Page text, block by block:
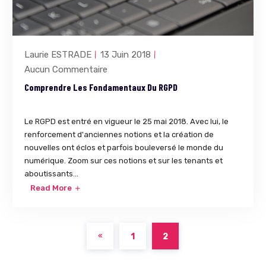
Laurie ESTRADE
13 Juin 2018
Aucun Commentaire
Comprendre Les Fondamentaux Du RGPD
Le RGPD est entré en vigueur le 25 mai 2018. Avec lui, le
renforcement d'anciennes notions et la création de
nouvelles ont éclos et parfois bouleversé le monde du
numérique. Zoom sur ces notions et sur les tenants et
aboutissants...
Read More
1 2